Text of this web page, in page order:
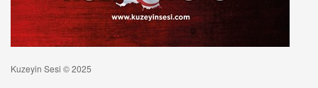
Kuzeyin Sesi © 2025